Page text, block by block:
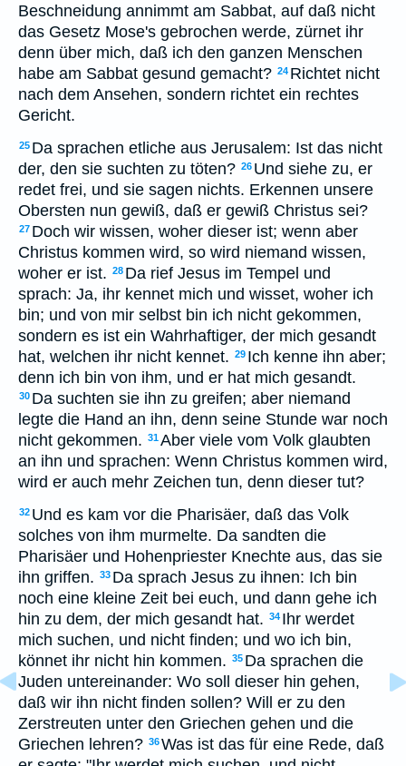
Beschneidung annimmt am Sabbat, auf daß nicht
das Gesetz Mose's gebrochen werde, zürnet ihr
denn über mich, daß ich den ganzen Menschen
habe am Sabbat gesund gemacht? 24 Richtet nicht
nach dem Ansehen, sondern richtet ein rechtes
Gericht.
25 Da sprachen etliche aus Jerusalem: Ist das nicht
der, den sie suchten zu töten? 26 Und siehe zu, er
redet frei, und sie sagen nichts. Erkennen unsere
Obersten nun gewiß, daß er gewiß Christus sei?
27 Doch wir wissen, woher dieser ist; wenn aber
Christus kommen wird, so wird niemand wissen,
woher er ist. 28 Da rief Jesus im Tempel und
sprach: Ja, ihr kennet mich und wisset, woher ich
bin; und von mir selbst bin ich nicht gekommen,
sondern es ist ein Wahrhaftiger, der mich gesandt
hat, welchen ihr nicht kennet. 29 Ich kenne ihn aber;
denn ich bin von ihm, und er hat mich gesandt.
30 Da suchten sie ihn zu greifen; aber niemand
legte die Hand an ihn, denn seine Stunde war noch
nicht gekommen. 31Aber viele vom Volk glaubten
an ihn und sprachen: Wenn Christus kommen wird,
wird er auch mehr Zeichen tun, denn dieser tut?
32 Und es kam vor die Pharisäer, daß das Volk
solches von ihm murmelte. Da sandten die
Pharisäer und Hohenpriester Knechte aus, das sie
ihn griffen. 33 Da sprach Jesus zu ihnen: Ich bin
noch eine kleine Zeit bei euch, und dann gehe ich
hin zu dem, der mich gesandt hat. 34 Ihr werdet
mich suchen, und nicht finden; und wo ich bin,
könnet ihr nicht hin kommen. 35 Da sprachen die
Juden untereinander: Wo soll dieser hin gehen,
daß wir ihn nicht finden sollen? Will er zu den
Zerstreuten unter den Griechen gehen und die
Griechen lehren? 36Was ist das für eine Rede, daß